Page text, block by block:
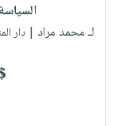
لـ محمد مراد | دار